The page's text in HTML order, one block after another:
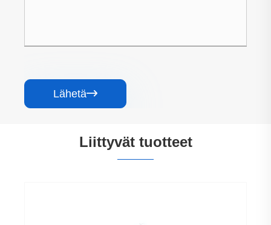
Lähetä
Liittyvät tuotteet